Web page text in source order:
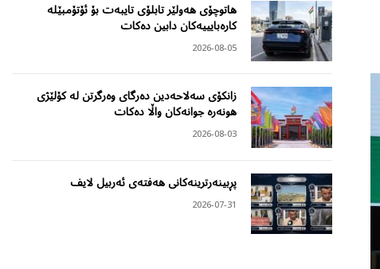
هاتوچۆی هەولێر تابلۆی تایبەت بۆ ئۆتۆمبێلە
کارەبایییەکان دابین دەکات
2026-08-05
زانکۆی سەلاحەدین دەرگای وەرگرتن لە کۆلێژی
هونەرە جوانەکان واڵا دەکات
2026-08-03
پڕبینەرترینەکانی هەفتەی ئەربیل لایف
2026-07-31